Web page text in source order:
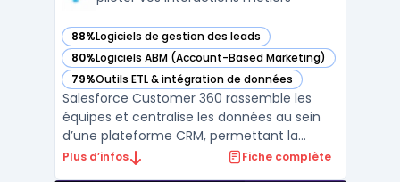
88%Logiciels de gestion des leads
— voir Salesforce Customer 360 dans cette catégorie
80%Logiciels ABM (Account-Based Marketing)
— voir Salesforce Customer 360 dans cette catégorie
79%Outils ETL & intégration de données
— voir Salesforce Customer 360 dans cette catégorie
Salesforce Customer 360 rassemble les
équipes et centralise les données au sein
d’une plateforme CRM, permettant la
gestion coordonnée de l’information client
Plus d’infos Fiche complète